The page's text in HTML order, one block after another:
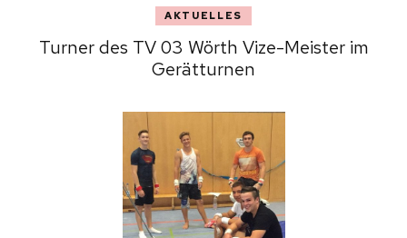
AKTUELLES
Turner des TV 03 Wörth Vize-Meister im
Gerätturnen